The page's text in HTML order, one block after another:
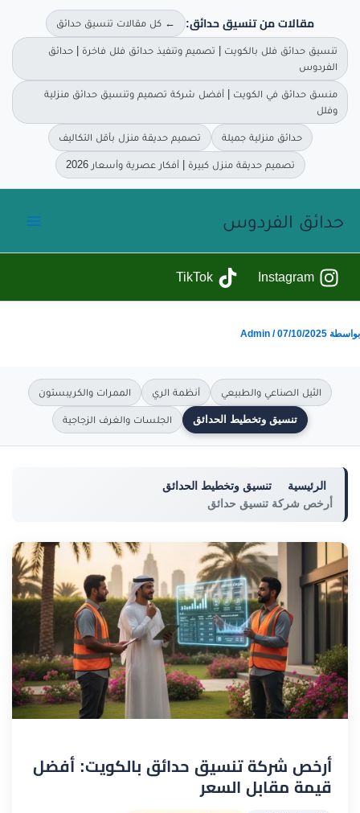
مقالات من تنسيق حدائق: ← كل مقالات تنسيق حدائق
تنسيق حدائق فلل بالكويت | تصميم وتنفيذ حدائق فلل فاخرة | حدائق
الفردوس
منسق حدائق في الكويت | أفضل شركة تصميم وتنسيق حدائق منزلية
وفلل
حدائق منزلية جميلة تصميم حديقة منزل بأقل التكاليف
تصميم حديقة منزل كبيرة | أفكار عصرية وأسعار 2026
حدائق الفردوس
Instagram
TikTok
بواسطة Admin /07/10/2025
الثيل الصناعي والطبيعي أنظمة الري الممرات والكريبستون
تنسيق وتخطيط الحدائق الجلسات والغرف الزجاجية
الرئيسية
تنسيق وتخطيط الحدائق
أرخص شركة تنسيق حدائق
أرخص شركة تنسيق حدائق بالكويت: أفضل
قيمة مقابل السعر